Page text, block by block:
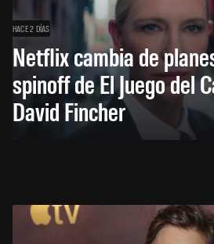
HACE 2 DÍAS
Netflix cambia de
spinoff de El Juego del
David Fincher